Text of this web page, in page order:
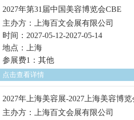
2027年第31届中国美容博览会CBE
主办方：上海百文会展有限公司
时间：2027-05-12-2027-05-14
地点：上海
参展费1：其他
点击查看详情
2027年上海美容展-2027上海美容博览
主办方：上海百文会展有限公司